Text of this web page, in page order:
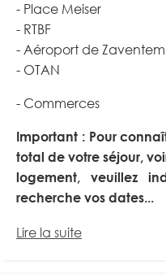
- Place Meiser
- RTBF
- Aéroport de Zaventem
- OTAN
- Commerces
Important : Pour
total de votre séjour,
logement, veuillez
recherche vos dates...
Lire la suite